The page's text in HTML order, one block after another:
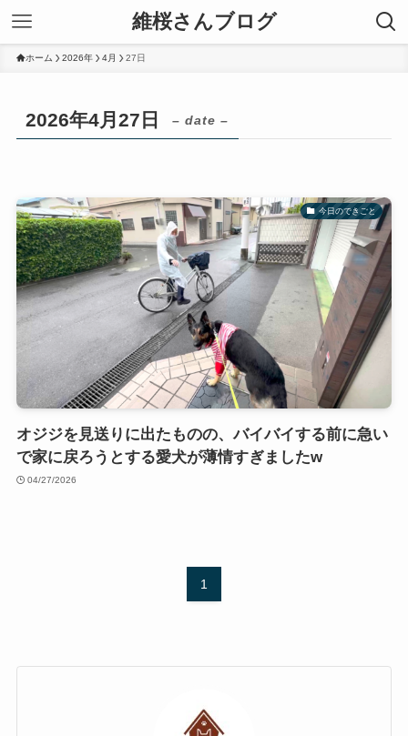
維桜さんブログ
ホーム 2026年 4月 27日
2026年4月27日 – date –
今日のできごと
オジジを見送りに出たものの、バイバイする前に急い
で家に戻ろうとする愛犬が薄情すぎましたw
04/27/2026
1